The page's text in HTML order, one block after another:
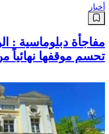
أخبار
مفاجأة دبلوماسية :
تحسم موقفها نهائياً